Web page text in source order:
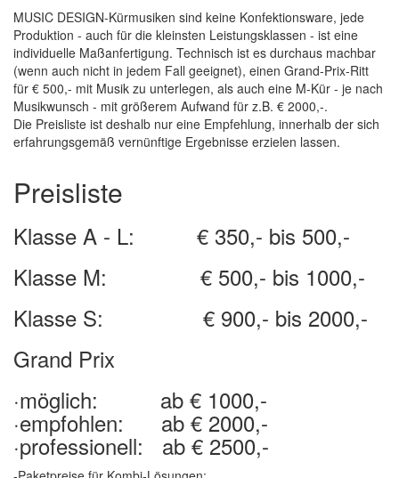
MUSIC DESIGN-Kürmusiken sind keine Konfektionsware, jede
Produktion - auch für die kleinsten Leistungsklassen - ist eine
individuelle Maßanfertigung. Technisch ist es durchaus machbar
(wenn auch nicht in jedem Fall geeignet), einen Grand-Prix-Ritt
für € 500,- mit Musik zu unterlegen, als auch eine M-Kür - je nach
Musikwunsch - mit größerem Aufwand für z.B. € 2000,-.
Die Preisliste ist deshalb nur eine Empfehlung, innerhalb der sich
erfahrungsgemäß vernünftige Ergebnisse erzielen lassen.
Preisliste
Klasse A - L: € 350,- bis 500,-
Klasse M: € 500,- bis 1000,-
Klasse S: € 900,- bis 2000,-
Grand Prix
·möglich: ab € 1000,-
·empfohlen: ab € 2000,-
·professionell: ab € 2500,-